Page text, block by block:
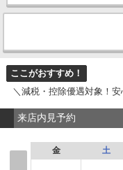
ここがおすすめ！
＼減税・控除優遇対象！
来店内見予約
金 土